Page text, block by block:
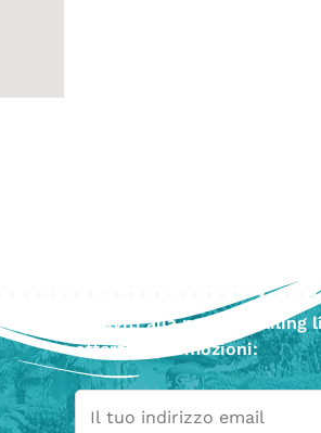
Iscriviti alla nostra mailing
offerte e promozioni: